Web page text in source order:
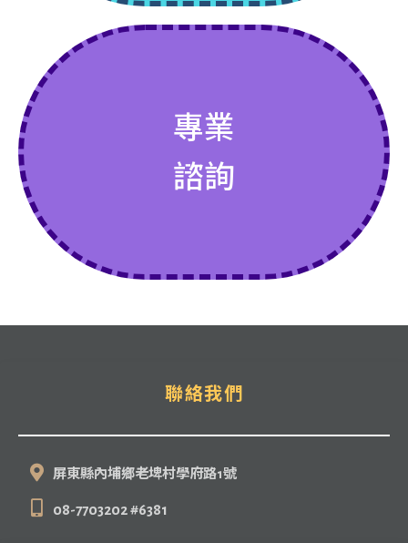
登入購買
專業
諮詢
聯絡我們
聯絡我們
屏東縣內埔鄉老埤村學府路1號
08-7703202 #6381